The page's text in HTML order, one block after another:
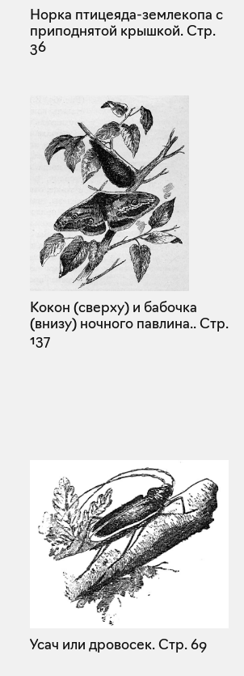
Норка птицеяда-землекопа с
приподнятой крышкой.Стр.
36
Кокон (сверху) и бабочка
(внизу) ночного павлина..Стр.
137
Усач или дровосек.Стр. 69